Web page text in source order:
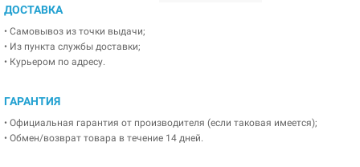
ДОСТАВКА
• Самовывоз из точки выдачи;
• Из пункта службы доставки;
• Курьером по адресу.
ГАРАНТИЯ
• Официальная гарантия от производителя (если таковая имеется);
• Обмен/возврат товара в течение 14 дней.